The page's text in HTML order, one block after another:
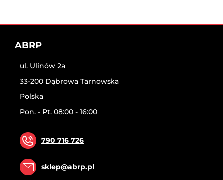
ABRP
ul. Ulinów 2a
33-200 Dąbrowa Tarnowska
Polska
Pon. - Pt. 08:00 - 16:00
790 716 726
sklep@abrp.pl